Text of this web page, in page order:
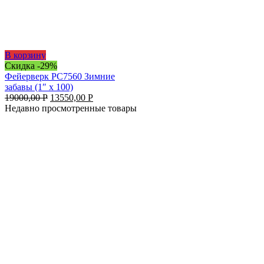
В корзину
Скидка -29%
Фейерверк РС7560 Зимние
забавы (1″ х 100)
19000,00Р 13550,00 Р
Недавно просмотренные товары